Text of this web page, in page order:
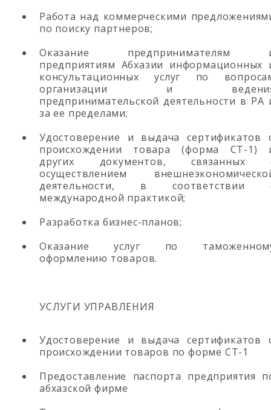
Работа над коммерческими
по поиску партнеров;
Оказание предпринимателям
предприятиям Абхазии информационных
консультационных услуг по
организации и
предпринимательской деятельности в РА
за ее пределами;
Удостоверение и выдача сертификатов
происхождении товара (форма СТ-1)
других документов, связанных
осуществлением
деятельности, в соответствии
международной практикой;
Разработка бизнес-планов;
Оказание услуг по
оформлению товаров.
УСЛУГИ УПРАВЛЕНИЯ
Удостоверение и выдача сертификатов
происхождении товаров по форме СТ-1
Предоставление паспорта предприятия
абхазской фирме